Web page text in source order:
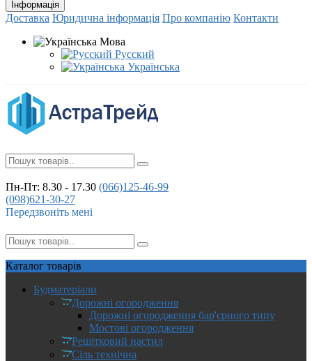
Інформація
Доставка Юридична інформація Про компанію Контакти
Мова
Русский
Українська
Пн-Пт: 8.30 - 17.30 (066)125-46-99
(098)621-30-27
Передзвоніть мені
Каталог товарів
Будматеріали
Дорожні огородження
Дорожні огородження бар'єрного типу
Мостові огородження
Решітковий настил
Сіль технічна